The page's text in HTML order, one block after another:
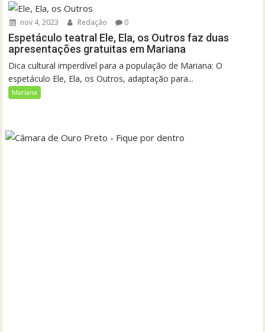
nov 4, 2023 Redação 0
Espetáculo teatral Ele, Ela, os Outros faz duas
apresentações gratuitas em Mariana
Dica cultural imperdível para a população de Mariana: O
espetáculo Ele, Ela, os Outros, adaptação para...
Mariana